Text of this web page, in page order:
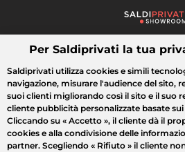
Cosa cerchi?
Tutte le vendite Moda Casa
Per Saldiprivati la tua
Saldiprivati utilizza cookies e simili
navigazione, misurare l'audience del sito,
suoi clienti migliorando così il sito e il suo
cliente pubblicità personalizzate basate
Cliccando su « Accetto », il cliente dà il
cookies e alla condivisione delle
partner. Scegliendo « Rifiuto » il cliente